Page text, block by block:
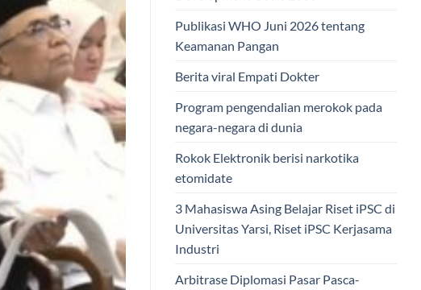
Publikasi WHO Juni 2026 tentang
Keamanan Pangan
Berita viral Empati Dokter
Program pengendalian merokok pada
negara-negara di dunia
Rokok Elektronik berisi narkotika
etomidate
3 Mahasiswa Asing Belajar Riset iPSC di
Universitas Yarsi, Riset iPSC Kerjasama
Industri
Arbitrase Diplomasi Pasar Pasca-